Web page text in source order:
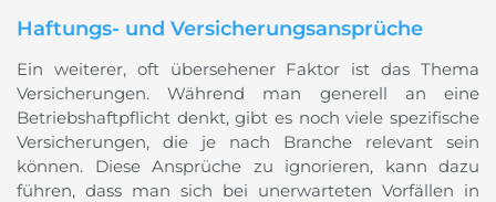
Haftungs- und Versicherungsansprüche
Ein weiterer, oft übersehener Faktor ist das Thema
Versicherungen. Während man generell an eine
Betriebshaftpflicht denkt, gibt es noch viele spezifische
Versicherungen, die je nach Branche relevant sein
können. Diese Ansprüche zu ignorieren, kann dazu
führen, dass man sich bei unerwarteten Vorfällen in